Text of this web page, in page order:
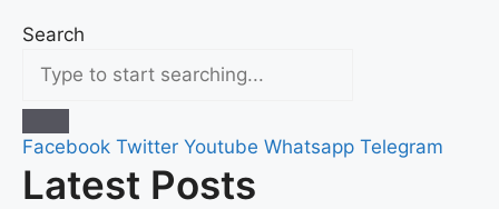
Search
Facebook Twitter Youtube Whatsapp Telegram
Latest Posts